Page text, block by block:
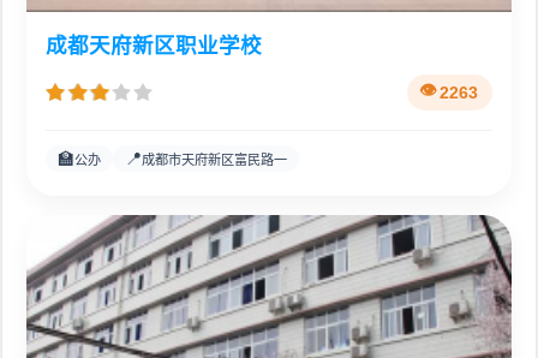
成都天府新区职业学校
2263
🏫公办 📍成都市天府新区富民路一